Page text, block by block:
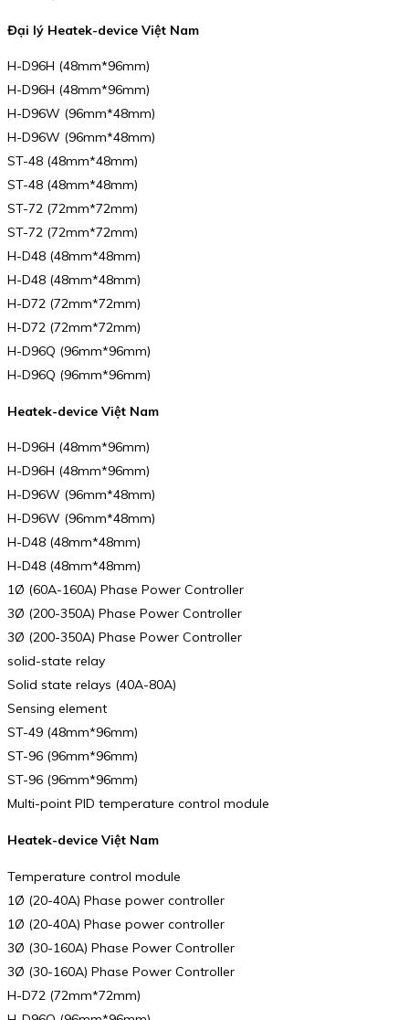
Đại lý Heatek-device Việt Nam
H-D96H (48mm*96mm)
H-D96H (48mm*96mm)
H-D96W (96mm*48mm)
H-D96W (96mm*48mm)
ST-48 (48mm*48mm)
ST-48 (48mm*48mm)
ST-72 (72mm*72mm)
ST-72 (72mm*72mm)
H-D48 (48mm*48mm)
H-D48 (48mm*48mm)
H-D72 (72mm*72mm)
H-D72 (72mm*72mm)
H-D96Q (96mm*96mm)
H-D96Q (96mm*96mm)
Heatek-device Việt Nam
H-D96H (48mm*96mm)
H-D96H (48mm*96mm)
H-D96W (96mm*48mm)
H-D96W (96mm*48mm)
H-D48 (48mm*48mm)
H-D48 (48mm*48mm)
1Ø (60A-160A) Phase Power Controller
3Ø (200-350A) Phase Power Controller
3Ø (200-350A) Phase Power Controller
solid-state relay
Solid state relays (40A-80A)
Sensing element
ST-49 (48mm*96mm)
ST-96 (96mm*96mm)
ST-96 (96mm*96mm)
Multi-point PID temperature control module
Heatek-device Việt Nam
Temperature control module
1Ø (20-40A) Phase power controller
1Ø (20-40A) Phase power controller
3Ø (30-160A) Phase Power Controller
3Ø (30-160A) Phase Power Controller
H-D72 (72mm*72mm)